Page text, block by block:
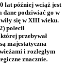
lat później wciąż jest
dane podziwiać go w
się w XIII wieku.
polecił
przebywał
majestatyczna
i rozległym
znacznie.